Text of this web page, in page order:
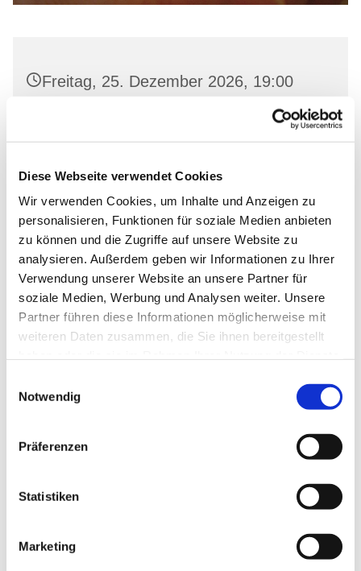
Diese Webseite verwendet Cookies
Wir verwenden Cookies, um Inhalte und Anzeigen zu
personalisieren, Funktionen für soziale Medien anbieten
zu können und die Zugriffe auf unsere Website zu
analysieren. Außerdem geben wir Informationen zu Ihrer
Verwendung unserer Website an unsere Partner für
soziale Medien, Werbung und Analysen weiter. Unsere
Partner führen diese Informationen möglicherweise mit
weiteren Daten zusammen, die Sie ihnen bereitgestellt
Notwendig
Präferenzen
Statistiken
Marketing
Freitag, 25. Dezember 2026, 19:00
Markt, 16269 Wriezen